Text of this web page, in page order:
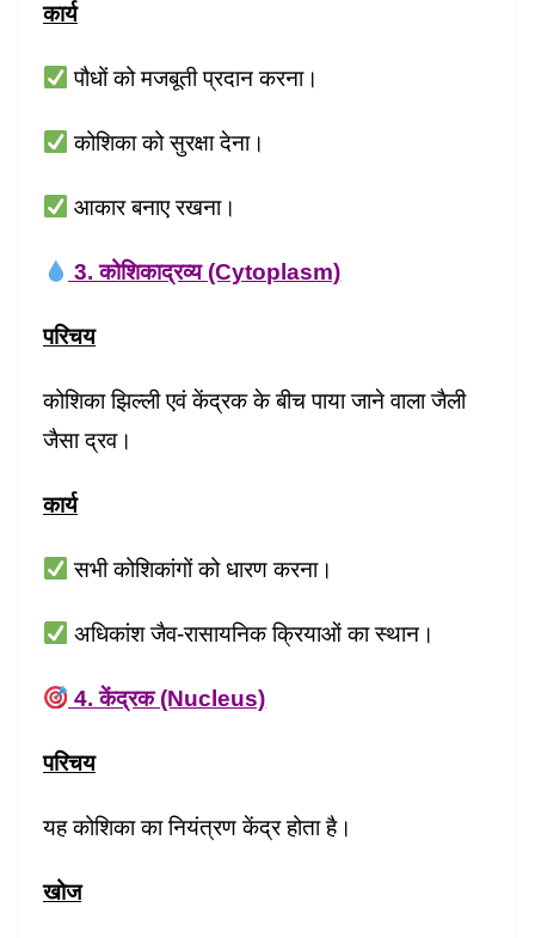
कार्य
पौधों को मजबूती प्रदान करना।
कोशिका को सुरक्षा देना।
आकार बनाए रखना।
3. कोशिकाद्रव्य (Cytoplasm)
परिचय
कोशिका झिल्ली एवं केंद्रक के बीच पाया जाने वाला जैली
जैसा द्रव।
कार्य
सभी कोशिकांगों को धारण करना।
अधिकांश जैव-रासायनिक क्रियाओं का स्थान।
4. केंद्रक (Nucleus)
परिचय
यह कोशिका का नियंत्रण केंद्र होता है।
खोज